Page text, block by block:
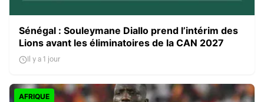
Sénégal : Souleymane Diallo prend l’intérim des
Lions avant les éliminatoires de la CAN 2027
Il y a 1 jour
AFRIQUE